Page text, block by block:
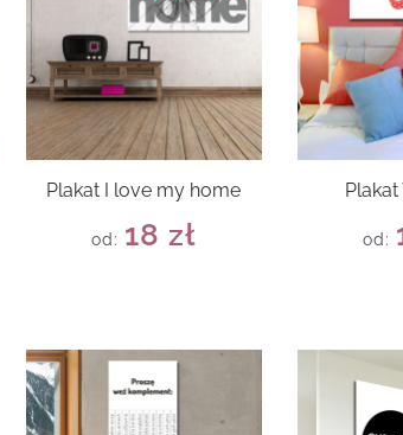
Plakat I love my home
od: 18zł od: